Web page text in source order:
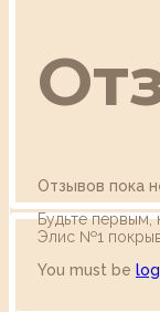
Отзывов пока
Будьте первым,
Элис №1
You must be